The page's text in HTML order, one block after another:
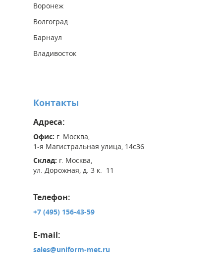
Воронеж
Волгоград
Барнаул
Владивосток
Контакты
Адреса:
Офис: г. Москва,
1-я Магистральная улица, 14с36
Склад: г. Москва,
ул. Дорожная, д. 3 к. 11
Телефон:
+7 (495) 156-43-59
E-mail:
sales@uniform-met.ru